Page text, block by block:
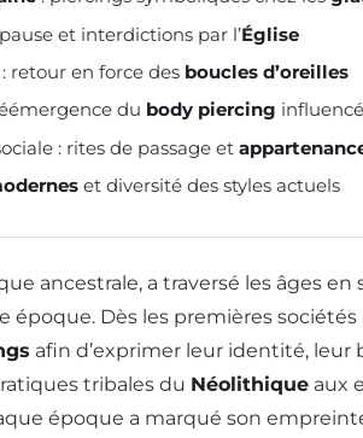
et interdictions par l’Église
: retour en force des boucles d’oreilles
du body piercing
: rites de passage et
et diversité des styles actuels
ancestrale, a traversé les âges
époque. Dès les premières
afin d’exprimer leur identité, leur
tribales du Néolithique aux
époque a marqué son